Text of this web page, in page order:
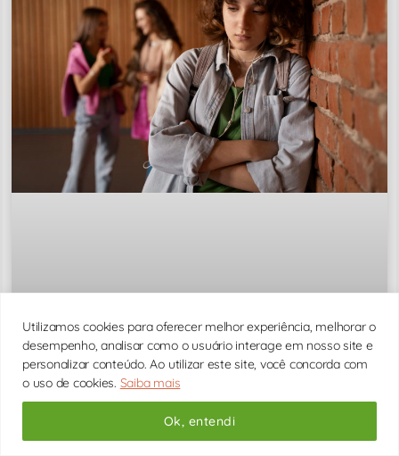
Utilizamos cookies para oferecer melhor experiência, melhorar o
desempenho, analisar como o usuário interage em nosso site e
personalizar conteúdo. Ao utilizar este site, você concorda com
o uso de cookies. Saiba mais
Ok, entendi
Transtorno de Ansiedade Social: Sintomas
e Tratamento